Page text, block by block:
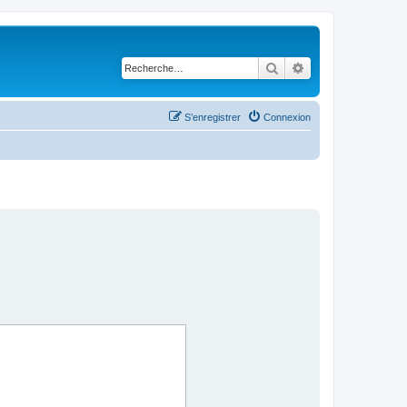
Rechercher
Connexion
S’enregistrer